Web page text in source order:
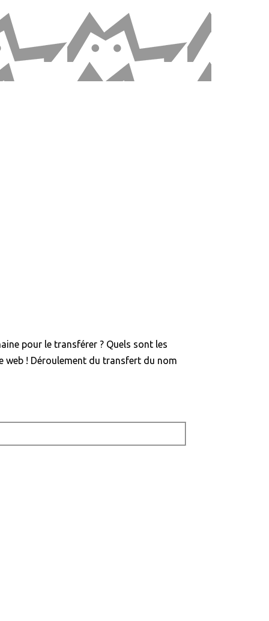
pour le transférer ? Quels sont les
web ! Déroulement du transfert du nom